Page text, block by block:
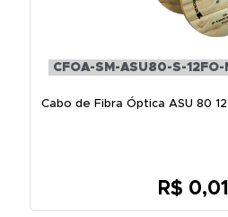
CFOA-SM-ASU80-S-
Cabo de Fibra Óptica ASU 80 12
R$ 0,01